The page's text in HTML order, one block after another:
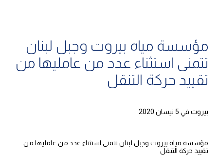
مؤسسة مياه بيروت وجبل لبنان
تتمنى استثناء عدد من عامليها من
تقييد حركة التنقل
بيروت في 5 نيسان 2020
مؤسسة مياه بيروت وجبل لبنان تتمنى استثناء عدد من عامليها من
تقييد حركة التنقل